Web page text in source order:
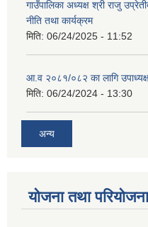
गाउँपालिका अध्यक्ष श्री राजु
नीति तथा कार्यक्रम
मिति: 06/24/2025 - 11:52
आ.व २०८१/०८२ का लागि
मिति: 06/24/2024 - 13:30
अन्य
योजना तथा परियोजना